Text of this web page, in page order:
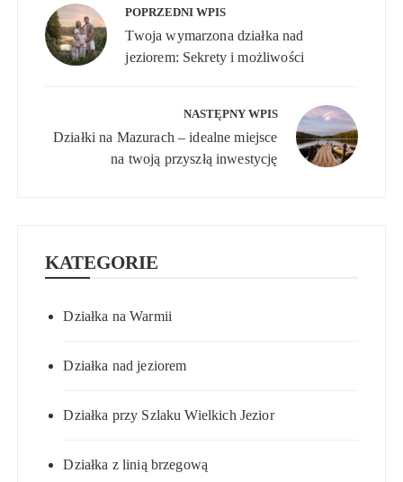
wpisu
POPRZEDNI WPIS
Twoja wymarzona działka nad
jeziorem: Sekrety i możliwości
NASTĘPNY WPIS
Działki na Mazurach – idealne miejsce
na twoją przyszłą inwestycję
KATEGORIE
Działka na Warmii
Działka nad jeziorem
Działka przy Szlaku Wielkich Jezior
Działka z linią brzegową